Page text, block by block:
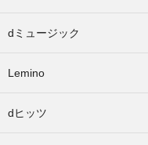
dミュージック
Lemino
dヒッツ